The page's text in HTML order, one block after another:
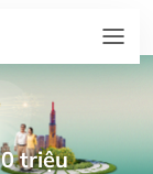
triệu